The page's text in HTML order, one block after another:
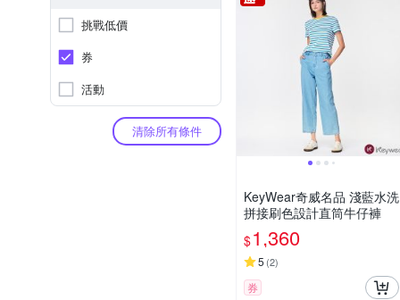
挑戰低價
券
活動
清除所有條件
KeyWear奇威名品 淺藍水洗
拼接刷色設計直筒牛仔褲
$1,360
5 (2)
券